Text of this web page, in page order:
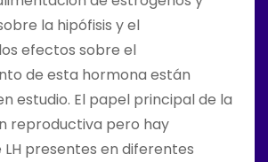
la hipófisis y el
efectos sobre el
de esta hormona están
estudio. El papel principal de la
reproductiva pero hay
presentes en diferentes